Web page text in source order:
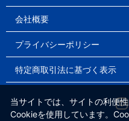
会社概要
プライバシーポリシー
特定商取引法に基づく表示
当サイトでは、サイトの利便性
Cookieを使用しています。